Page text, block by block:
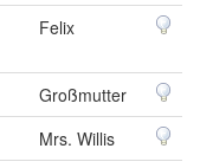
Felix
Großmutter
Mrs. Willis